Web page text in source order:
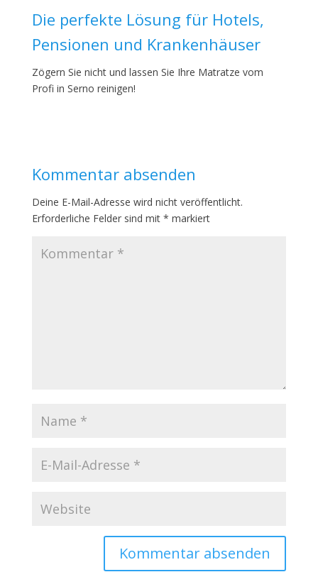
Die perfekte Lösung für Hotels,
Pensionen und Krankenhäuser
Zögern Sie nicht und lassen Sie Ihre Matratze vom
Profi in Serno reinigen!
Kommentar absenden
Deine E-Mail-Adresse wird nicht veröffentlicht.
Erforderliche Felder sind mit * markiert